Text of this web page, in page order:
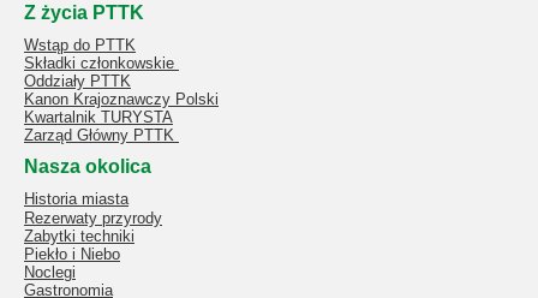
Z życia PTTK
Wstąp do PTTK
Składki członkowskie
Oddziały PTTK
Kanon Krajoznawczy Polski
Kwartalnik TURYSTA
Zarząd Główny PTTK
Nasza okolica
Historia miasta
Rezerwaty przyrody
Zabytki techniki
Piekło i Niebo
Noclegi
Gastronomia